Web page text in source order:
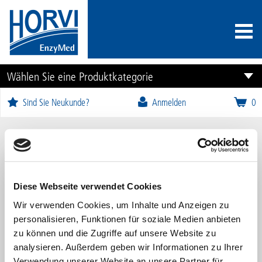
Diese Webseite verwendet Cookies
Wir verwenden Cookies, um Inhalte und Anzeigen zu
personalisieren, Funktionen für soziale Medien anbieten
zu können und die Zugriffe auf unsere Website zu
analysieren. Außerdem geben wir Informationen zu Ihrer
Wählen Sie eine Produktkategorie
Sind Sie Neukunde? Anmelden 0
Horviton Kapseln